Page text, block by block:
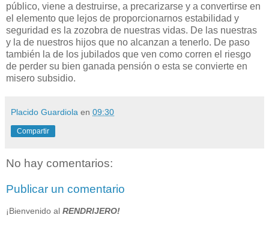
público, viene a destruirse, a precarizarse y a convertirse en
el elemento que lejos de proporcionarnos estabilidad y
seguridad es la zozobra de nuestras vidas. De las nuestras
y la de nuestros hijos que no alcanzan a tenerlo. De paso
también la de los jubilados que ven como corren el riesgo
de perder su bien ganada pensión o esta se convierte en
misero subsidio.
Placido Guardiola en 09:30
Compartir
No hay comentarios:
Publicar un comentario
¡Bienvenido al RENDRIJERO!